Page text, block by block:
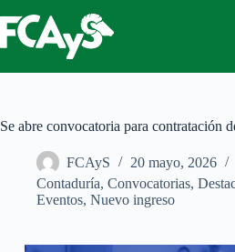
al
contenido
Se abre convocatoria para contratación
FCAyS
20 mayo, 2026
Contaduría, Convocatorias,
Eventos, Nuevo ingreso